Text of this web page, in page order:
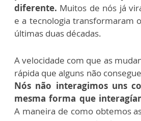
diferente. Muitos de nós já
e a tecnologia transformaram
últimas duas décadas.
A velocidade com que as
rápida que alguns não
Nós não interagimos uns
mesma forma que
A maneira de como obtemos